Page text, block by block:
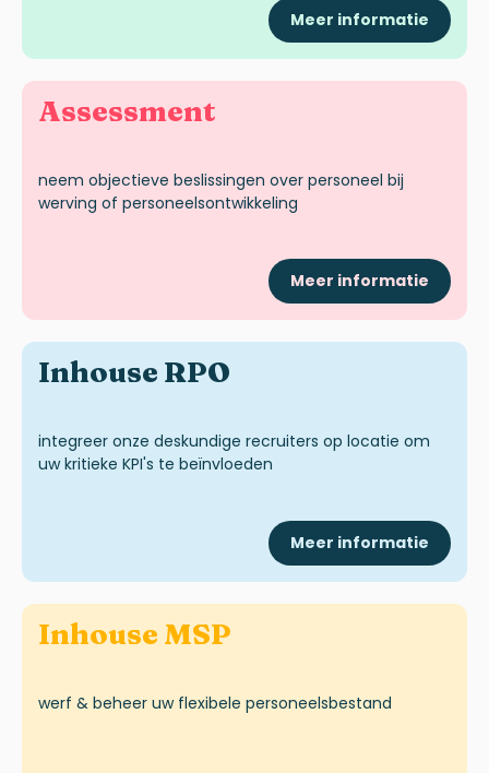
Meer informatie
Assessment
neem objectieve beslissingen over personeel bij
werving of personeelsontwikkeling
Meer informatie
Inhouse RPO
integreer onze deskundige recruiters op locatie om
uw kritieke KPI's te beïnvloeden
Meer informatie
Inhouse MSP
werf & beheer uw flexibele personeelsbestand